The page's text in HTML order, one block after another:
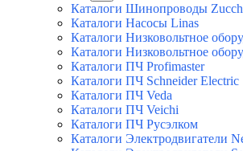
Каталоги Шинопроводы
Каталоги Насосы Linas
Каталоги Низковольтное
Каталоги Низковольтное
Каталоги ПЧ Profimaster
Каталоги ПЧ Schneider Electric
Каталоги ПЧ Veda
Каталоги ПЧ Veichi
Каталоги ПЧ Русэлком
Каталоги Электродвигатели